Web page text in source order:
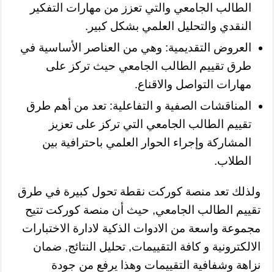
الطالب الجامعي والتي تعزز من مهارات التفكير
النقدي والتحليل العلمي بشكل كبير.
العروض التقديمية: وهي من العناصر الأساسية في
طرق تقييم الطالب الجامعي حيث تركز على
مهارات التواصل والاقناع.
المناقشات الصفية و التفاعلية: تعد من أهم طرق
تقييم الطالب الجامعي التي تركز على تعزيز
المشاركة وإجراء الحوار العلمي باحترافية بين
الطلاب.
ولذلك تعد منصة كوركت نقطة تحول كبيرة في طرق
تقييم الطالب الجامعي, حيث أن منصة كوركت تتيح
مجموعة واسعة من الادوات الذكية لادارة الاختبارات
الالكترونية و كافة التقييمات, تحليل النتائج, ضمان
نزاهة وشفافية التقييمات وهذا يرفع من جودة